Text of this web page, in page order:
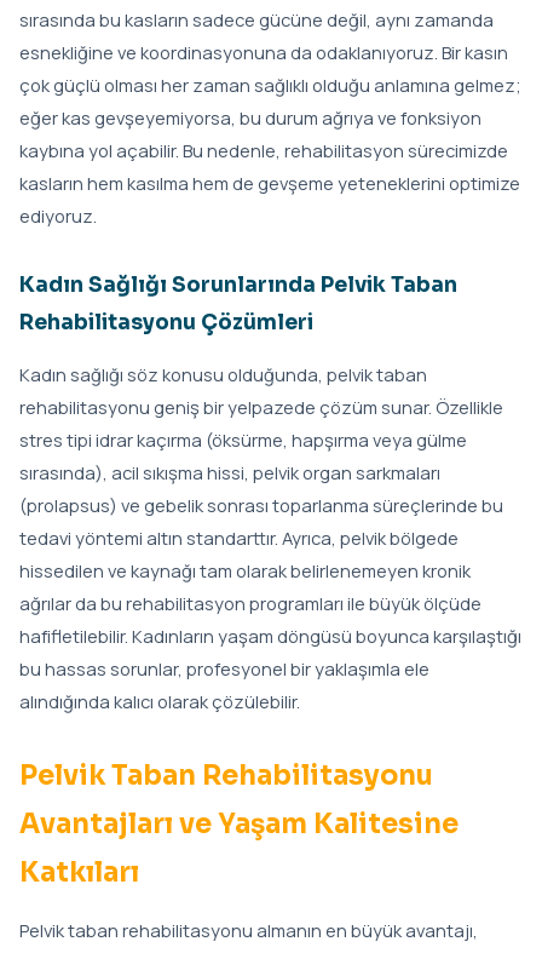
sırasında bu kasların sadece gücüne değil, aynı zamanda
esnekliğine ve koordinasyonuna da odaklanıyoruz. Bir kasın
çok güçlü olması her zaman sağlıklı olduğu anlamına gelmez;
eğer kas gevşeyemiyorsa, bu durum ağrıya ve fonksiyon
kaybına yol açabilir. Bu nedenle, rehabilitasyon sürecimizde
kasların hem kasılma hem de gevşeme yeteneklerini optimize
ediyoruz.
Kadın Sağlığı Sorunlarında Pelvik Taban
Rehabilitasyonu Çözümleri
Kadın sağlığı söz konusu olduğunda, pelvik taban
rehabilitasyonu geniş bir yelpazede çözüm sunar. Özellikle
stres tipi idrar kaçırma (öksürme, hapşırma veya gülme
sırasında), acil sıkışma hissi, pelvik organ sarkmaları
(prolapsus) ve gebelik sonrası toparlanma süreçlerinde bu
tedavi yöntemi altın standarttır. Ayrıca, pelvik bölgede
hissedilen ve kaynağı tam olarak belirlenemeyen kronik
ağrılar da bu rehabilitasyon programları ile büyük ölçüde
hafifletilebilir. Kadınların yaşam döngüsü boyunca karşılaştığı
bu hassas sorunlar, profesyonel bir yaklaşımla ele
alındığında kalıcı olarak çözülebilir.
Pelvik Taban Rehabilitasyonu
Avantajları ve Yaşam Kalitesine
Katkıları
Pelvik taban rehabilitasyonu almanın en büyük avantajı,